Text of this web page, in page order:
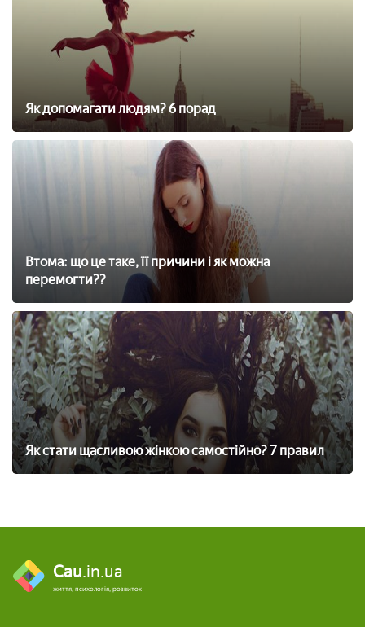
Як допомагати людям? 6 порад
Втома: що це таке, її причини і як можна
перемогти??
Як стати щасливою жінкою самостійно? 7 правил
Cau.in.ua
життя, психологія, розвиток